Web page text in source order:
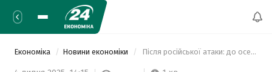
Економіка Новини економіки Після російської атаки: до осель столиці повернули світло